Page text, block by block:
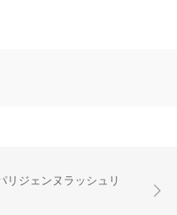
リジェンヌラッシュリ